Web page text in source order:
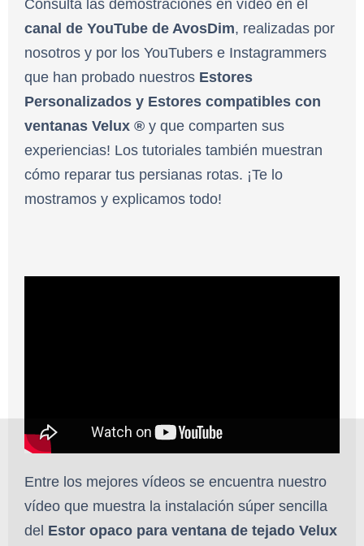
Consulta las demostraciones en vídeo en el
canal de YouTube de AvosDim, realizadas por
nosotros y por los YouTubers e Instagrammers
que han probado nuestros Estores
Personalizados y Estores compatibles con
ventanas Velux ® y que comparten sus
experiencias! Los tutoriales también muestran
cómo reparar tus persianas rotas. ¡Te lo
mostramos y explicamos todo!
Entre los mejores vídeos se encuentra nuestro
vídeo que muestra la instalación súper sencilla
del Estor opaco para ventana de tejado Velux